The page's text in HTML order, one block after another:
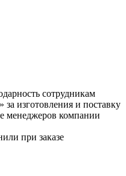
сотрудникам
изготовления и поставку
менеджеров компании
при заказе